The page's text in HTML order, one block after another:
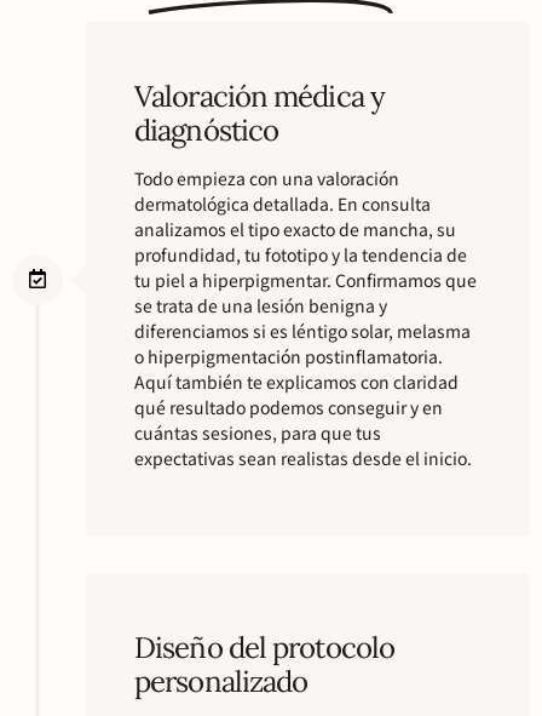
Valoración médica y
diagnóstico
Todo empieza con una valoración
dermatológica detallada. En consulta
analizamos el tipo exacto de mancha, su
profundidad, tu fototipo y la tendencia de
tu piel a hiperpigmentar. Confirmamos que
se trata de una lesión benigna y
diferenciamos si es léntigo solar, melasma
o hiperpigmentación postinflamatoria.
Aquí también te explicamos con claridad
qué resultado podemos conseguir y en
cuántas sesiones, para que tus
expectativas sean realistas desde el inicio.
Diseño del protocolo
personalizado